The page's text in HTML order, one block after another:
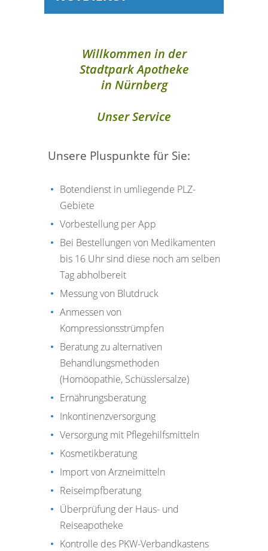
Willkommen in der
Stadtpark Apotheke
in Nürnberg
Unser Service
Unsere Pluspunkte für Sie:
Botendienst in umliegende PLZ-
Gebiete
Vorbestellung per App
Bei Bestellungen von Medikamenten
bis 16 Uhr sind diese noch am selben
Tag abholbereit
Messung von Blutdruck
Anmessen von
Kompressionsstrümpfen
Beratung zu alternativen
Behandlungsmethoden
(Homöopathie, Schüsslersalze)
Ernährungsberatung
Inkontinenzversorgung
Versorgung mit Pflegehilfsmitteln
Kosmetikberatung
Import von Arzneimitteln
Reiseimpfberatung
Überprüfung der Haus- und
Reiseapotheke
Kontrolle des PKW-Verbandkastens